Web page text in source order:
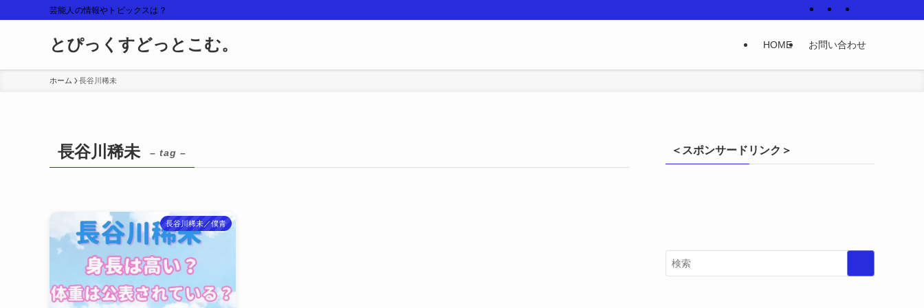
芸能人の情報やトピックスは？
とぴっくすどっとこむ。 HOME お問い合わせ
ホーム 長谷川稀未
長谷川稀未 – tag –
長谷川稀未／僕青
＜スポンサードリンク＞